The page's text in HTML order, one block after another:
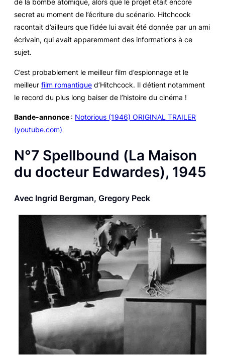
de la bombe atomique, alors que le projet était encore
secret au moment de l’écriture du scénario. Hitchcock
racontait d’ailleurs que l’idée lui avait été donnée par un ami
écrivain, qui avait apparemment des informations à ce
sujet.
C’est probablement le meilleur film d’espionnage et le
meilleur film romantique d’Hitchcock. Il détient notamment
le record du plus long baiser de l’histoire du cinéma !
Bande-annonce : Notorious (1946) ORIGINAL TRAILER
(youtube.com)
N°7 Spellbound (La Maison
du docteur Edwardes), 1945
Avec Ingrid Bergman, Gregory Peck